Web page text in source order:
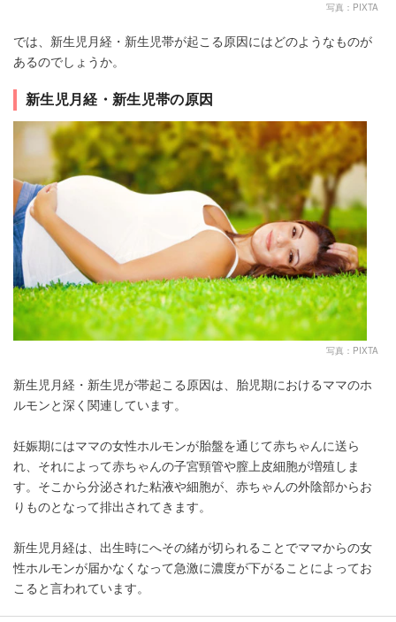
写真：PIXTA
では、新生児月経・新生児帯が起こる原因にはどのようなものが
あるのでしょうか。
新生児月経・新生児帯の原因
写真：PIXTA
新生児月経・新生児が帯起こる原因は、胎児期におけるママのホ
ルモンと深く関連しています。
妊娠期にはママの女性ホルモンが胎盤を通じて赤ちゃんに送ら
れ、それによって赤ちゃんの子宮頸管や膣上皮細胞が増殖しま
す。そこから分泌された粘液や細胞が、赤ちゃんの外陰部からお
りものとなって排出されてきます。
新生児月経は、出生時にへその緒が切られることでママからの女
性ホルモンが届かなくなって急激に濃度が下がることによってお
こると言われています。